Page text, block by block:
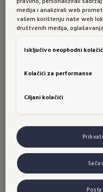
Online uvoz
Online
ciljeva (tekst)
Parking mjesta
Stanice za
Izvještaj o
medija i analizirali web
vašem korištenju naše web
društvenih medija,
Isključivo neophodni
Kolačići za performanse
Ciljani kolačići